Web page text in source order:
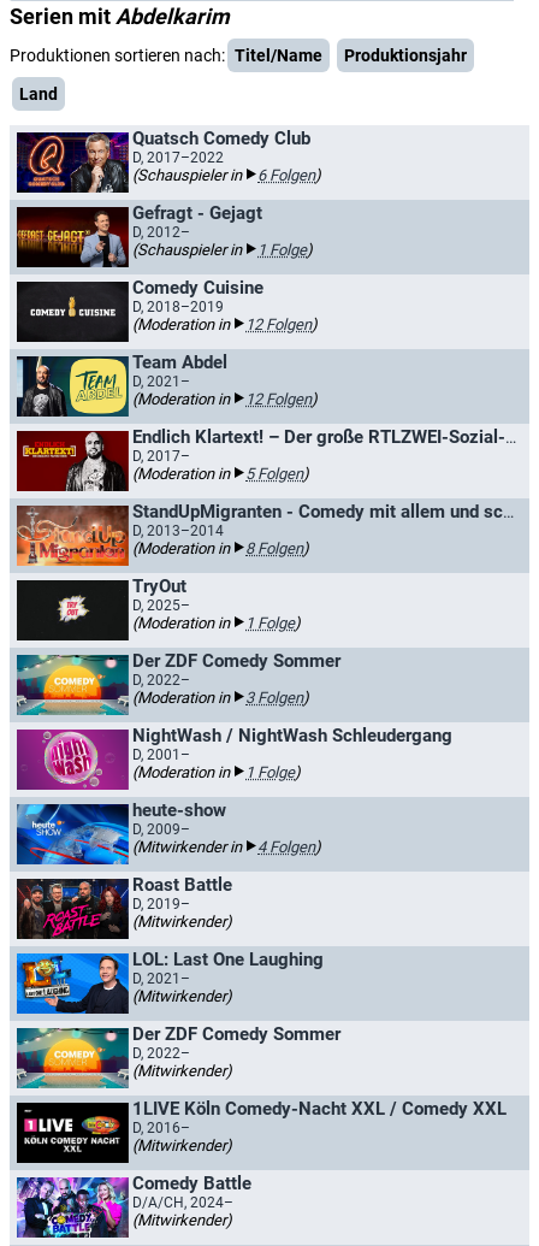
Serien mit Abdelkarim
Produktionen sortieren nach: Titel/Name
Produktionsjahr
Land
Quatsch Comedy Club
D, 2017–2022
(Schauspieler in 6 Folgen)
Gefragt - Gejagt
D, 2012–
(Schauspieler in 1 Folge)
Comedy Cuisine
D, 2018–2019
(Moderation in 12 Folgen)
Team Abdel
D, 2021–
(Moderation in 12 Folgen)
Endlich Klartext! – Der große RTLZWEI-Sozial-Check / Endlich Klartext! - Der große RTLZWEI Politiker-Check
D, 2017–
(Moderation in 5 Folgen)
StandUpMigranten - Comedy mit allem und scharf
D, 2013–2014
(Moderation in 8 Folgen)
TryOut
D, 2025–
(Moderation in 1 Folge)
Der ZDF Comedy Sommer
D, 2022–
(Moderation in 3 Folgen)
NightWash / NightWash Schleudergang
D, 2001–
(Moderation in 1 Folge)
heute-show
D, 2009–
(Mitwirkender in 4 Folgen)
Roast Battle
D, 2019–
(Mitwirkender)
LOL: Last One Laughing
D, 2021–
(Mitwirkender)
Der ZDF Comedy Sommer
D, 2022–
(Mitwirkender)
1LIVE Köln Comedy-Nacht XXL / Comedy XXL
D, 2016–
(Mitwirkender)
Comedy Battle
D/A/CH, 2024–
(Mitwirkender)